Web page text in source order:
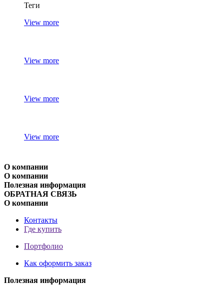
Теги
View more
View more
View more
View more
О компании
О компании
Полезная информация
ОБРАТНАЯ СВЯЗЬ
О компании
Контакты
Где купить
Портфолио
Как оформить заказ
Полезная информация